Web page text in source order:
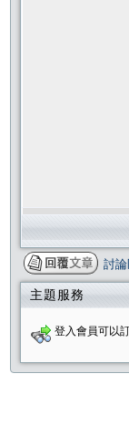
討
主題服務
登入會員可以